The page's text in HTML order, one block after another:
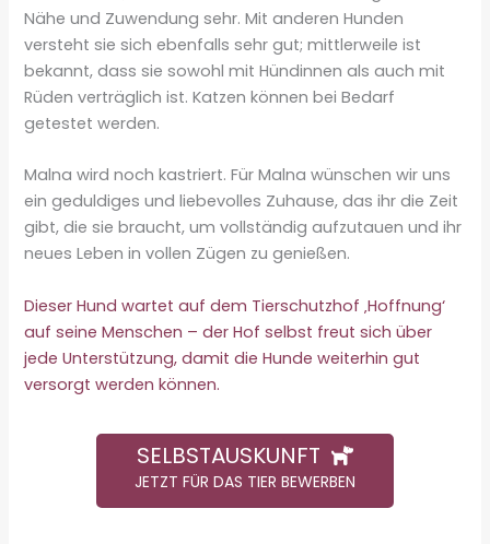
Nähe und Zuwendung sehr. Mit anderen Hunden
versteht sie sich ebenfalls sehr gut; mittlerweile ist
bekannt, dass sie sowohl mit Hündinnen als auch mit
Rüden verträglich ist. Katzen können bei Bedarf
getestet werden.
Malna wird noch kastriert. Für Malna wünschen wir uns
ein geduldiges und liebevolles Zuhause, das ihr die Zeit
gibt, die sie braucht, um vollständig aufzutauen und ihr
neues Leben in vollen Zügen zu genießen.
Dieser Hund wartet auf dem Tierschutzhof ‚Hoffnung‘
auf seine Menschen – der Hof selbst freut sich über
jede Unterstützung, damit die Hunde weiterhin gut
versorgt werden können.
SELBSTAUSKUNFT
JETZT FÜR DAS TIER BEWERBEN